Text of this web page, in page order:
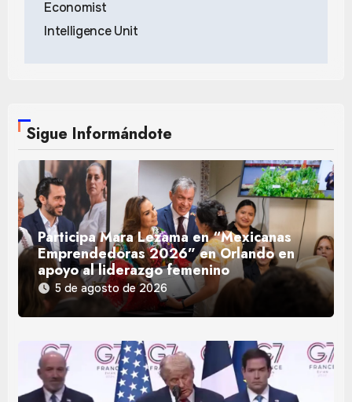
Economist
Intelligence Unit
Sigue Informándote
Participa Mara Lezama en “Mexicanas
Emprendedoras 2026” en Orlando en
apoyo al liderazgo femenino
5 de agosto de 2026